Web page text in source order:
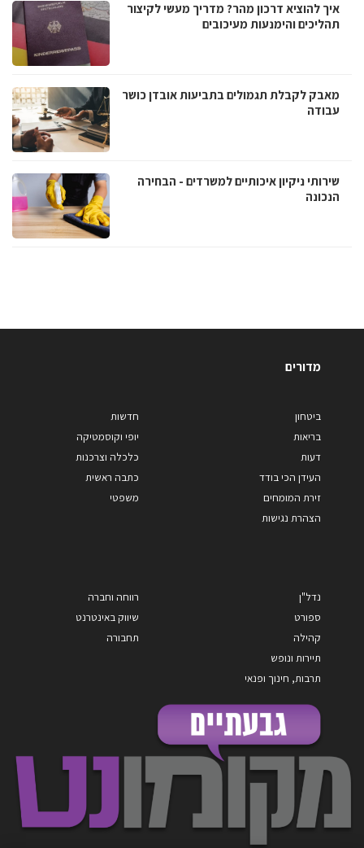
איך להוציא דרכון מהר? מדריך מעשי לקיצור
תהליכים והימנעות מעיכובים
מאבק לקבלת תגמולים בתביעות אובדן כושר
עבודה
שירותי ניקיון איכותיים למשרדים - הבחירה
הנכונה
מדורים
ביטחון
בריאות
דעות
העידן הכי בודד
זירת המומחים
הצהרת נגישות
חדשות
יופי וקוסמטיקה
כלכלה וצרכנות
כתבה ראשית
משפטי
נדל"ן
ספורט
קהילה
תיירות ונופש
תרבות, חינוך ופנאי
רווחה וחברה
שיווק באינטרנט
תחבורה